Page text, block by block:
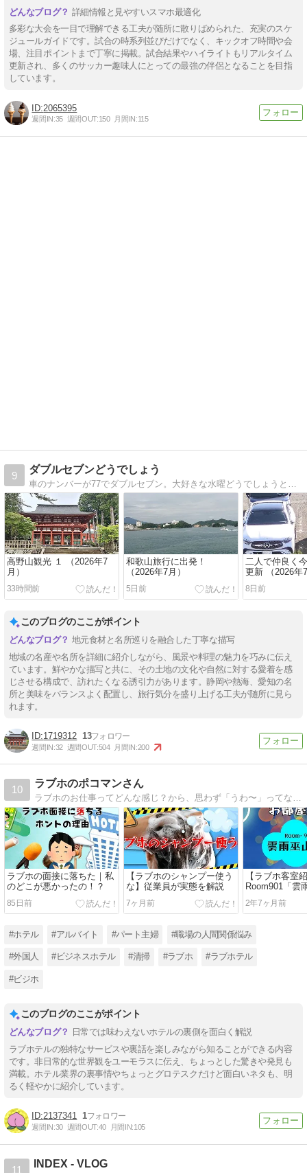
詳細情報と見やすいスマホ最適化
多彩な大会を一目で理解できる工夫が随所に散りばめられた、充実のスケ
ジュールガイドです。試合の時系列並びだけでなく、キックオフ時間や会
場、注目ポイントまで丁寧に掲載。試合結果やハイライトもリアルタイム
更新され、多くのサッカー趣味人にとっての最強の伴侶となることを目指
しています。
2065395
週間IN:35 週間OUT:150 月間IN:115
9
ダブルセブンどうでしょう
高野山観光 １ （2026年7
月）
33時間前
和歌山旅行に出発！
（2026年7月）
5日前
二人で仲良く
更新 （2026年
8日前
このブログのここがポイント
地元食材と名所巡りを融合した丁寧な描写
地域の名産や名所を詳細に紹介しながら、風景や料理の魅力を巧みに伝え
ています。鮮やかな描写と共に、その土地の文化や自然に対する愛着を感
じさせる構成で、訪れたくなる誘引力があります。静岡や熱海、愛知の名
所と美味をバランスよく配置し、旅行気分を盛り上げる工夫が随所に見ら
れます。
1719312 13
週間IN:32 週間OUT:504 月間IN:200
10
ラブホのポコマンさん
ラブホのお仕事ってどんな感じ？から、思わず「うわ〜」ってなるラブホテルの闇まで、すべてを明らかにする「ラブホのポコマンさん」。
ラブホの面接に落ちた｜私
のどこが悪かったの！？
85日前
【ラブホのシャンプー使う
な】従業員が実態を解説
7ヶ月前
【ラブホ客室
Room901「雲
2年7ヶ月前
#ホテル #アルバイト #パート主婦 #職場の人間関係悩み
#外国人 #ビジネスホテル #清掃 #ラブホ #ラブホテル
#ビジホ
このブログのここがポイント
日常では味わえないホテルの裏側を面白く解説
ラブホテルの独特なサービスや裏話を楽しみながら知ることができる内容
です。非日常的な世界観をユーモラスに伝え、ちょっとした驚きや発見も
満載。ホテル業界の裏事情やちょっとグロテスクだけど面白いネタも、明
るく軽やかに紹介しています。
2137341 1
週間IN:30 週間OUT:40 月間IN:105
11
INDEX - VLOG